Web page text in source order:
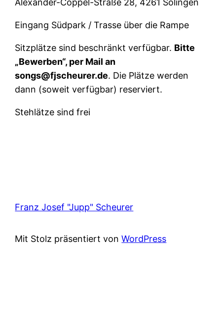
Alexander-Coppel-Straße 28, 4261 Solingen
Eingang Südpark / Trasse über die Rampe
Sitzplätze sind beschränkt verfügbar. Bitte
„Bewerben“, per Mail an
songs@fjscheurer.de. Die Plätze werden
dann (soweit verfügbar) reserviert.
Stehlätze sind frei
Franz Josef "Jupp" Scheurer
Mit Stolz präsentiert vonWordPress